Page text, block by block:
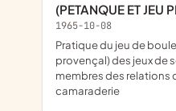
(PETANQUE ET JEU
1965-10-08
Pratique du jeu de boules (jeu de pétanque et jeu
provençal) des jeux de
membres des relations
camaraderie